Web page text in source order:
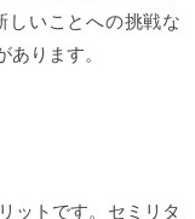
しいことへの挑戦な
ります。
ットです。セミリタ